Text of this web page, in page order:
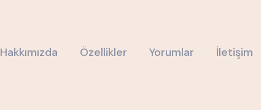
Hakkımızda Özellikler Yorumlar İletişim